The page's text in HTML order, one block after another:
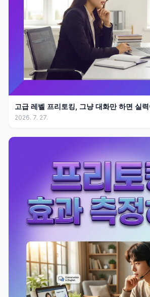
고급 레벨 프리토킹, 그냥 대화만 하면 실
2026. 7. 27.